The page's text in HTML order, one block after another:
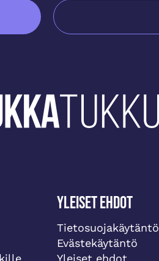
Yleiset ehdot
Tietosuojakäytäntö
Evästekäytäntö
Yleiset ehdot